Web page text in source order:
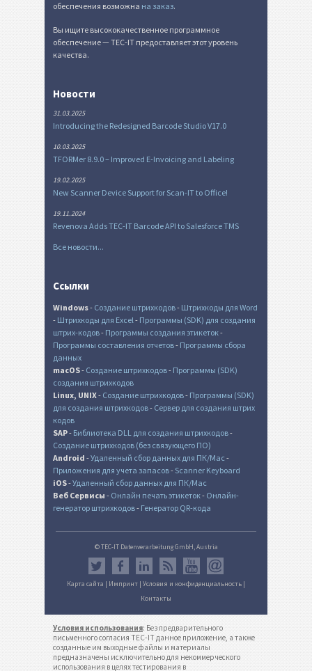
обеспечения возможна на заказ.
Вы ищите высококачественное программное
обеспечение — TEC-IT предоставляет этот уровень
качества.
Новости
31.03.2025
Introducing the Redesigned Barcode Studio V17.0
10.03.2025
TFORMer 8.9.0 – Improved E-Invoicing and Labeling
19.02.2025
New Scanner Device Support for Scan-IT to Office!
19.11.2024
Revenova Adds TEC-IT Barcode API to Salesforce TMS
Все новости...
Ссылки
Windows- Создание штрихкодов- Штрихкоды для Word
- Штрихкоды для Excel- Программы (SDK) для создания
штрих-кодов- Программы создания этикеток-
Программы составления отчетов- Программы сбора
данных
macOS- Создание штрихкодов- Программы (SDK)
создания штрихкодов
Linux, UNIX- Создание штрихкодов- Программы (SDK)
для создания штрихкодов- Сервер для создания штрих
кодов
SAP- Библиотека DLL для создания штрихкодов-
Создание штрихкодов (без связующего ПО)
Android -Удаленный сбор данных для ПК/Mac -
Приложения для учета запасов- Scanner Keyboard
iOS-Удаленный сбор данных для ПК/Mac
Веб Сервисы - Онлайн печать этикеток- Онлайн-
генератор штрихкодов- Генератор QR-кода
© TEC-IT Datenverarbeitung GmbH, Austria
Карта сайта | Импринт | Условия и конфиденциальность |
Контакты
Условия использования: Без предварительного
письменного согласия TEC-IT данное приложение, а также
созданные им выходные файлы и материалы
предназначены исключительно для некоммерческого
использования в целях тестирования в